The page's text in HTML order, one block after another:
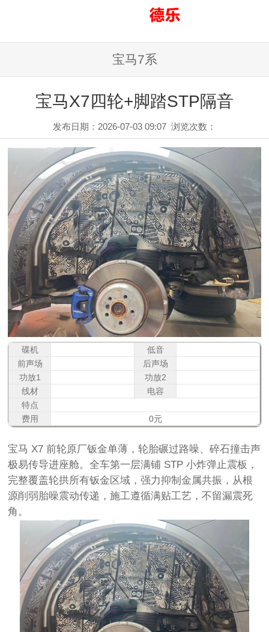
宝马7系
宝马X7四轮+脚踏STP隔音
发布日期：2026-07-03 09:07 浏览次数：
碟机
低音
前声场
后声场
功放1
功放2
线材
电容
特点
费用
0元
宝马 X7 前轮原厂钣金单薄，轮胎碾过路噪、碎石撞击声
极易传导进座舱。全车第一层满铺 STP 小炸弹止震板，
完整覆盖轮拱所有钣金区域，强力抑制金属共振，从根
源削弱胎噪震动传递，施工遵循满贴工艺，不留漏震死
角。